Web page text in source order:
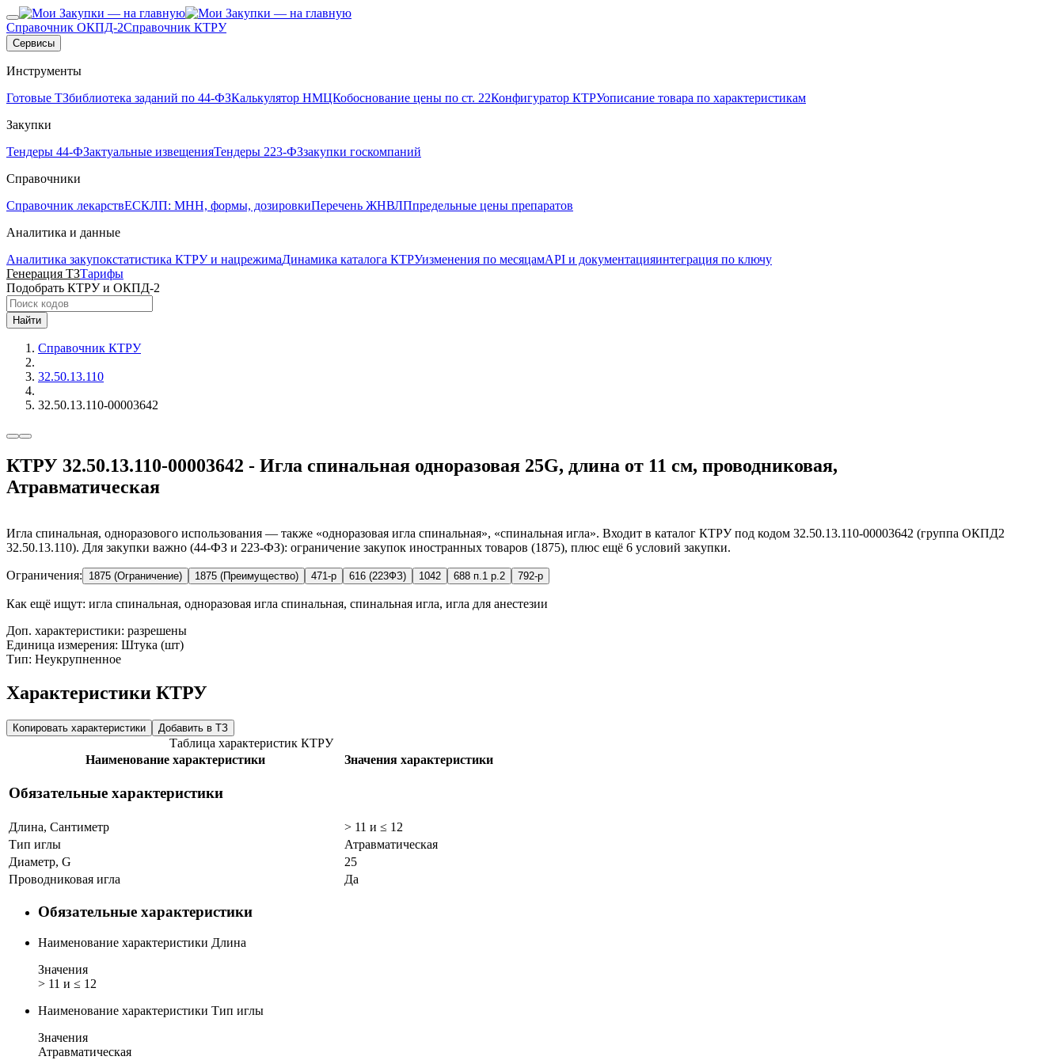
Справочник ОКПД-2Справочник КТРУ
Сервисы
Инструменты
Готовые ТЗбиблиотека заданий по 44-ФЗКалькулятор НМЦКобоснование цены по ст. 22Конфигуратор КТРУописание товара по характеристикам
Закупки
Тендеры 44-ФЗактуальные извещенияТендеры 223-ФЗзакупки госкомпаний
Справочники
Справочник лекарствЕСКЛП: МНН, формы, дозировкиПеречень ЖНВЛПпредельные цены препаратов
Аналитика и данные
Аналитика закупокстатистика КТРУ и нацрежимаДинамика каталога КТРУизменения по месяцамAPI и документацияинтеграция по ключу
Генерация ТЗТарифы
Подобрать КТРУ и ОКПД-2
Найти
Справочник КТРУ
32.50.13.110
32.50.13.110-00003642
КТРУ 32.50.13.110-00003642 - Игла спинальная одноразовая 25G, длина от 11 см, проводниковая,
Атравматическая
Игла спинальная, одноразового использования — также «одноразовая игла спинальная», «спинальная игла». Входит в каталог КТРУ под кодом 32.50.13.110-00003642 (группа ОКПД2
32.50.13.110). Для закупки важно (44-ФЗ и 223-ФЗ): ограничение закупок иностранных товаров (1875), плюс ещё 6 условий закупки.
Ограничения: 1875 (Ограничение) 1875 (Преимущество) 471-р 616 (223ФЗ) 1042 688 п.1 р.2 792-р
Как ещё ищут: игла спинальная, одноразовая игла спинальная, спинальная игла, игла для анестезии
Доп. характеристики: разрешены
Единица измерения: Штука (шт)
Тип: Неукрупненное
Характеристики КТРУ
Копировать характеристики Добавить в ТЗ
Таблица характеристик КТРУ
Наименование характеристики
Значения характеристики
Обязательные характеристики
Длина, Сантиметр
> 11 и ≤ 12
Тип иглы
Атравматическая
Диаметр, G
25
Проводниковая игла
Да
Обязательные характеристики
Наименование характеристики Длина
Значения
> 11 и ≤ 12
Наименование характеристики Тип иглы
Значения
Атравматическая